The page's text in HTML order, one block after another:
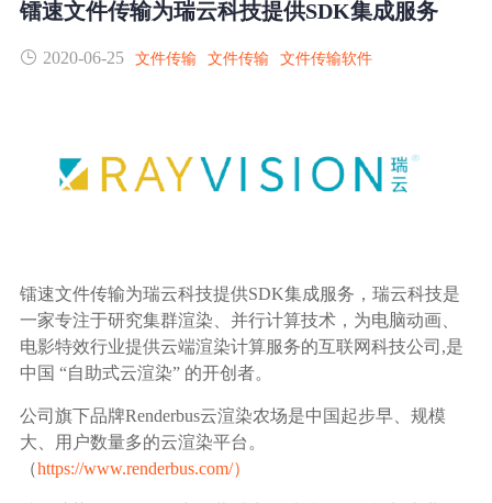
SDK传输应用集成
跨国数据传输
内外网文件交换
数据协作
数据分发
行业应用解决方案
新闻动态
关于镭速
镭速文件传输为瑞云科技提供SDK集成服务
2020-06-25 文件传输 文件传输 文件传输软件
镭速文件传输为瑞云科技提供SDK集成服务，瑞云科技是
一家专注于研究集群渲染、并行计算技术，为电脑动画、
电影特效行业提供云端渲染计算服务的互联网科技公司,是
中国 “自助式云渲染” 的开创者。
公司旗下品牌Renderbus云渲染农场是中国起步早、规模
大、用户数量多的云渲染平台。
（https://www.renderbus.com/）